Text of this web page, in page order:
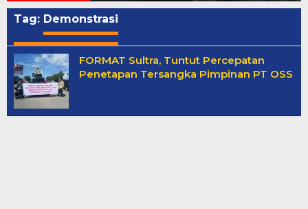
Tag: Demonstrasi
FORMAT Sultra, Tuntut Percepatan
Penetapan Tersangka Pimpinan PT OSS